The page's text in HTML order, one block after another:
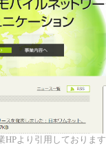
HPより引用しております